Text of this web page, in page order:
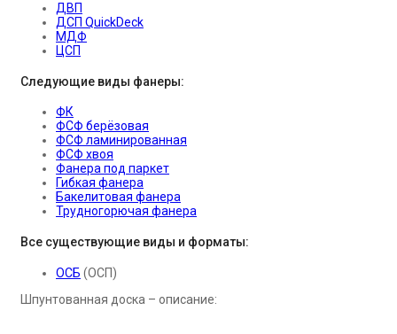
ДВП
ДСП QuickDeck
МДФ
ЦСП
Следующие виды фанеры:
ФК
ФСФ берёзовая
ФСФ ламинированная
ФСФ хвоя
Фанера под паркет
Гибкая фанера
Бакелитовая фанера
Трудногорючая фанера
Все существующие виды и форматы:
ОСБ (ОСП)
Шпунтованная доска – описание: